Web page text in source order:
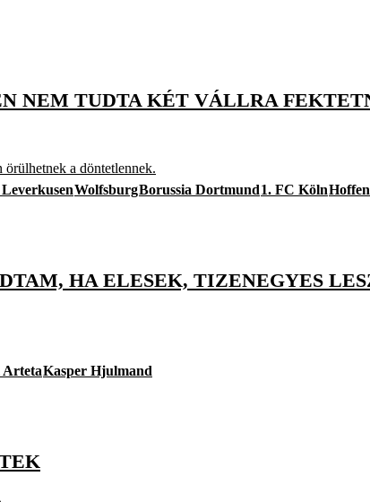
NEM TUDTA KÉT VÁLLRA
örülhetnek a döntetlennek.
WolfsburgBorussia Dortmund1. FC Köln
HA ELESEK, TIZENEGYES
Kasper Hjulmand